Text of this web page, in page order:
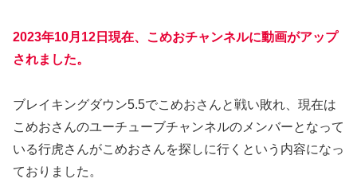
2023年10月12日現在、こめおチャンネルに動画がアップ
されました。
ブレイキングダウン5.5でこめおさんと戦い敗れ、現在は
こめおさんのユーチューブチャンネルのメンバーとなって
いる行虎さんがこめおさんを探しに行くという内容になっ
ておりました。